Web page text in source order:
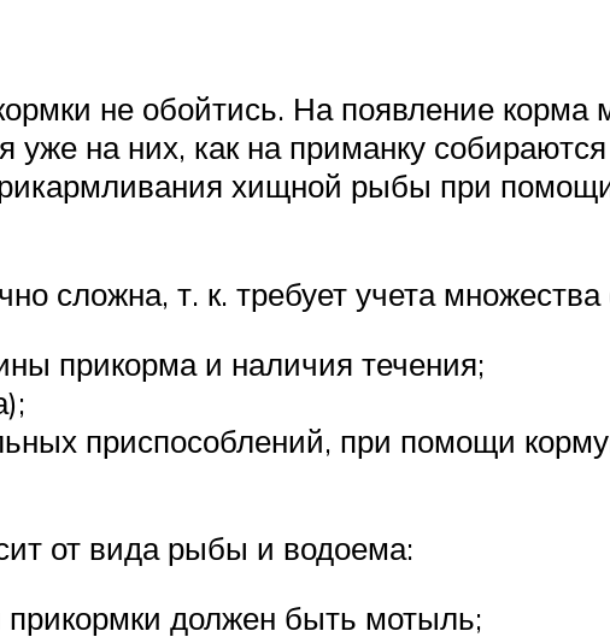
не обойтись. На появление корма
уже на них, как на приманку
хищной рыбы при
сложна, т. к. требует учета
прикорма и наличия течения;
приспособлений, при помощи
от вида рыбы и водоема:
должен быть мотыль;